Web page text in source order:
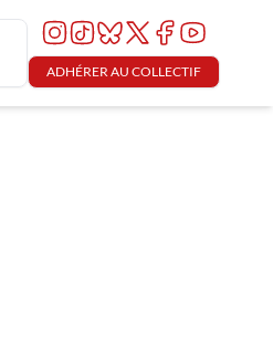
ADHÉRER AU COLLECTIF